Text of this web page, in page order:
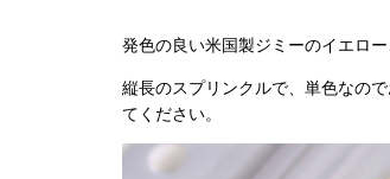
発色の良い米国製ジミーのイエロ
縦長のスプリンクルで、単色なの
てください。